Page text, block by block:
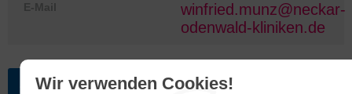
Wir verwenden Cookies!
E-Mail
winfried.munz@neckar-
odenwald-kliniken.de
ZURÜCK ZUR ÜBERSICHT